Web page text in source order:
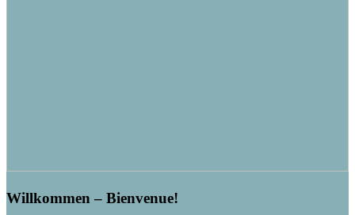
Willkommen – Bienvenue!